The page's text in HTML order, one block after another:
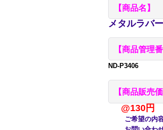
【商品名】
メタルラバ
【商品管理番
ND-P3406
【商品販売価
@130円
ご希望の内容